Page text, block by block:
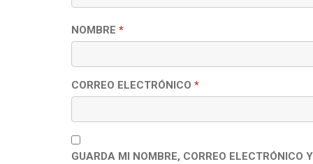
NOMBRE *
CORREO ELECTRÓNICO *
GUARDA MI NOMBRE, CORREO ELECTRÓNICO